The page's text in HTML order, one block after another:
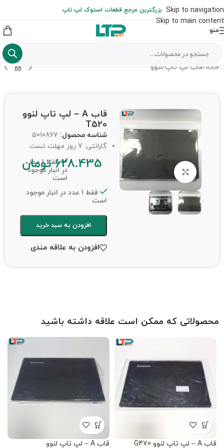
Skip to navigation
Skip to main content
از شهرستان به عهده مشتری است)
بزرگترین مرجع قطعات استوک لپ تاپ
منو
خانه /قاب لپ تاپ/لنوو
برای بزرگنمایی کلیک کنید
قاب A – لپ تاپ لنوو
T520
شناسه محصول: 5010867
گارانتی: 7 روز مهلت تست
628.435 تومان
فقط 1 عدد
در انبار موجود
است
فقط 1 عدد در انبار موجود
است
افزودن به سبد خرید
افزودن به علاقه مندی
محصولاتی که ممکن است علاقه داشته باشید
قاب A – لپ تاپ لنوو G470
قاب A – لپ تاپ لنوو